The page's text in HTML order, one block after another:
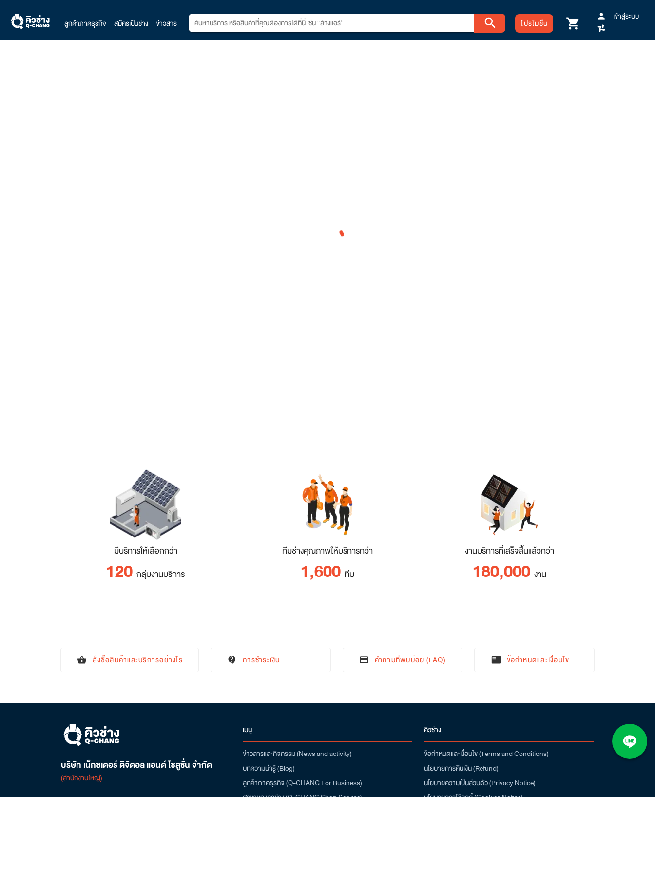
ลูกค้าภาคธุรกิจ สมัครเป็นช่าง ข่าวสาร search โปรโมชั่น shopping_cart person
เข้าสู่ระบบ
-
มีบริการให้เลือกกว่า
120 กลุ่มงานบริการ
ทีมช่างคุณภาพให้บริการกว่า
1,600 ทีม
งานบริการที่เสร็จสิ้นแล้วกว่า
180,000 งาน
shopping_basket สั่งซื้อสินค้าและบริการอย่างไร contact_support การชำระเงิน credit_card คำถามที่พบบ่อย (FAQ) featured_play_list ข้อกำหนดและเงื่อนไข
บริษัท เน็กซเตอร์ ดิจิตอล แอนด์ โซลูชั่น จำกัด
(สำนักงานใหญ่)
เมนู
ข่าวสารและกิจกรรม (News and activity)
บทความน่ารู้ (Blog)
ลูกค้าภาคธุรกิจ (Q-CHANG For Business)
สาขาของคิวช่าง (Q-CHANG Shop Service)
คิวช่าง
ข้อกำหนดและเงื่อนไข (Terms and Conditions)
นโยบายการคืนเงิน (Refund)
นโยบายความเป็นส่วนตัว (Privacy Notice)
นโยบายการใช้คุกกี้ (Cookies Notice)